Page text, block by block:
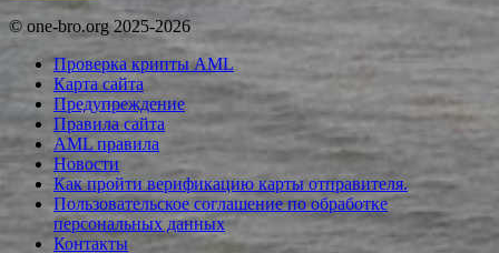
© one-bro.org 2025-2026
Проверка крипты AML
Карта сайта
Предупреждение
Правила сайта
AML правила
Новости
Как пройти верификацию карты отправителя.
Пользовательское соглашение по обработке
персональных данных
Контакты